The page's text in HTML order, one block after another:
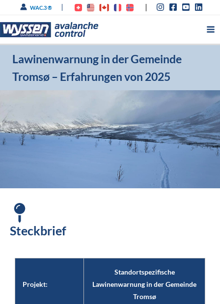
springen
WAC.3 ®
Lawinenwarnung in der Gemeinde
Tromsø – Erfahrungen von 2025
Steckbrief
Projekt:
Standortspezifische
Lawinenwarnung in der Gemeinde
Tromsø